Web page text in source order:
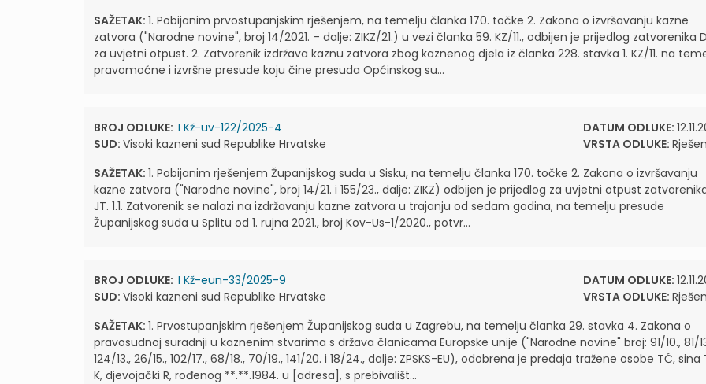
SAŽETAK: 1. Pobijanim prvostupanjskim rješenjem, na temelju članka 170. točke 2. Zakona o izvršavanju kazne
zatvora ("Narodne novine", broj 14/2021. – dalje: ZIKZ/21.) u vezi članka 59. KZ/11., odbijen je prijedlog zatvorenika
za uvjetni otpust. 2. Zatvorenik izdržava kaznu zatvora zbog kaznenog djela iz članka 228. stavka 1. KZ/11. na
pravomoćne i izvršne presude koju čine presuda Općinskog su...
BROJ ODLUKE: I Kž-uv-122/2025-4
SUD: Visoki kazneni sud Republike Hrvatske
DATUM ODLUKE:
VRSTA ODLUKE:
SAŽETAK: 1. Pobijanim rješenjem Županijskog suda u Sisku, na temelju članka 170. točke 2. Zakona o izvršavanju
kazne zatvora ("Narodne novine", broj 14/21. i 155/23., dalje: ZIKZ) odbijen je prijedlog za uvjetni otpust
JT. 1.1. Zatvorenik se nalazi na izdržavanju kazne zatvora u trajanju od sedam godina, na temelju presude
Županijskog suda u Splitu od 1. rujna 2021., broj Kov-Us-1/2020., potvr...
BROJ ODLUKE: I Kž-eun-33/2025-9
SUD: Visoki kazneni sud Republike Hrvatske
DATUM ODLUKE:
VRSTA ODLUKE:
SAŽETAK: 1. Prvostupanjskim rješenjem Županijskog suda u Zagrebu, na temelju članka 29. stavka 4. Zakona o
pravosudnoj suradnji u kaznenim stvarima s država članicama Europske unije ("Narodne novine" broj: 91/10., 81/
124/13., 26/15., 102/17., 68/18., 70/19., 141/20. i 18/24., dalje: ZPSKS-EU), odobrena je predaja tražene osobe TĆ, sina
K, djevojački R, rođenog **.**.1984. u [adresa], s prebivališt...